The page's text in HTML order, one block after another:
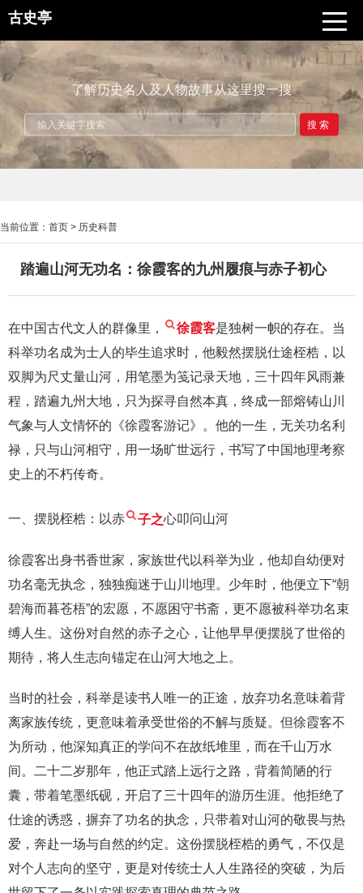
古史亭
了解历史名人及人物故事从这里搜一搜
搜索
当前位置： 首页 > 历史科普
踏遍山河无功名：徐霞客的九州履痕与赤子初心
在中国古代文人的群像里， 徐霞客是独树一帜的存在。当
科举功名成为士人的毕生追求时，他毅然摆脱仕途桎梏，以
双脚为尺丈量山河，用笔墨为笺记录天地，三十四年风雨兼
程，踏遍九州大地，只为探寻自然本真，终成一部熔铸山川
气象与人文情怀的《徐霞客游记》。他的一生，无关功名利
禄，只与山河相守，用一场旷世远行，书写了中国地理考察
史上的不朽传奇。
一、摆脱桎梏：以赤 子之心叩问山河
徐霞客出身书香世家，家族世代以科举为业，他却自幼便对
功名毫无执念，独独痴迷于山川地理。少年时，他便立下“朝
碧海而暮苍梧”的宏愿，不愿困守书斋，更不愿被科举功名束
缚人生。这份对自然的赤子之心，让他早早便摆脱了世俗的
期待，将人生志向锚定在山河大地之上。
当时的社会，科举是读书人唯一的正途，放弃功名意味着背
离家族传统，更意味着承受世俗的不解与质疑。但徐霞客不
为所动，他深知真正的学问不在故纸堆里，而在千山万水
间。二十二岁那年，他正式踏上远行之路，背着简陋的行
囊，带着笔墨纸砚，开启了三十四年的游历生涯。他拒绝了
仕途的诱惑，摒弃了功名的执念，只带着对山河的敬畏与热
爱，奔赴一场与自然的约定。这份摆脱桎梏的勇气，不仅是
对个人志向的坚守，更是对传统士人人生路径的突破，为后